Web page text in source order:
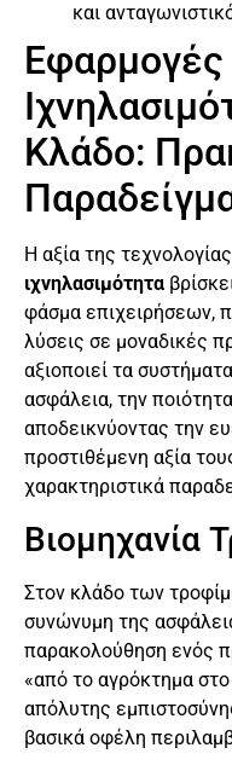
και
Εφαρμογές
Κλάδο:
Η αξία της
ιχνηλασιμότητα
φάσμα επιχειρήσεων,
λύσεις σε μοναδικές
αξιοποιεί τα
ασφάλεια, την
αποδεικνύοντας την
προστιθέμενη αξία
χαρακτηριστικά
Βιομηχανία
Στον κλάδο των
συνώνυμη της
παρακολούθηση ενός
«από το αγρόκτημα στο
απόλυτης
βασικά οφέλη